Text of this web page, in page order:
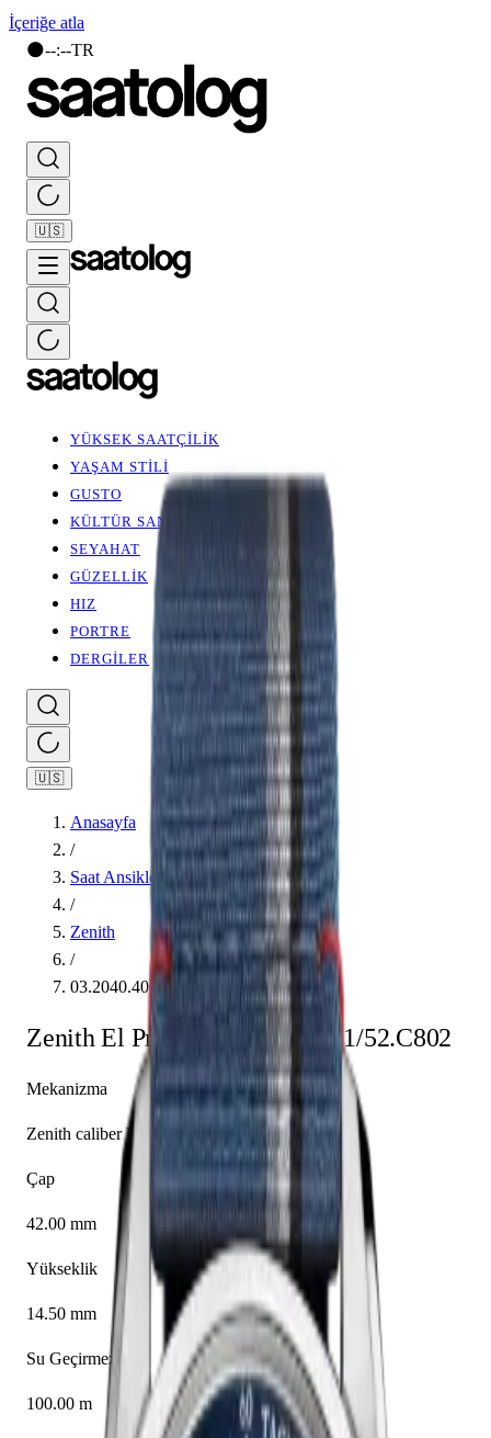
İçeriğe atla
🌑--:--TR
🇺🇸
YÜKSEK SAATÇİLİK
YAŞAM STİLİ
GUSTO
KÜLTÜR SANAT
SEYAHAT
GÜZELLİK
HIZ
PORTRE
DERGİLER
🇺🇸
Anasayfa
/
Saat Ansiklopedisi
/
Zenith
/
03.2040.4061/52.C802
Zenith El Primero 03.2040.4061/52.C802
Mekanizma
Zenith caliber El Primero 4061
Çap
42.00 mm
Yükseklik
14.50 mm
Su Geçirmezlik
100.00 m